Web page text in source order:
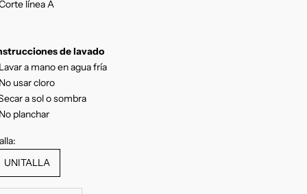
línea A
de lavado
a mano en agua fría
usar cloro
a sol o sombra
planchar
UNITALLA